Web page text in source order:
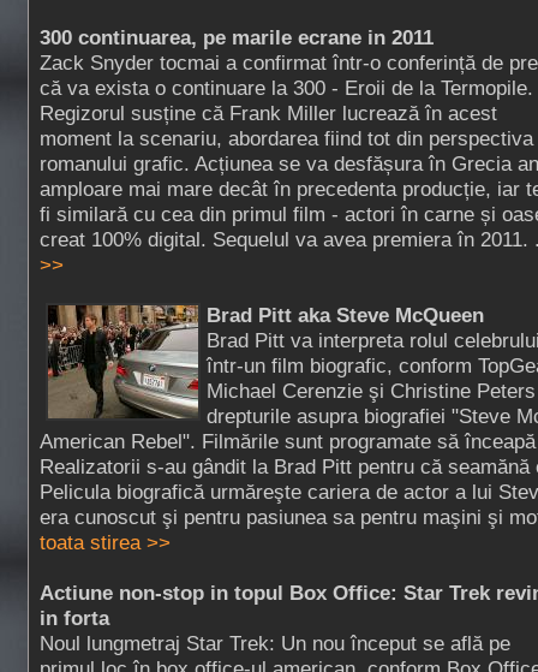
300 continuarea, pe marile ecrane in 2011
Zack Snyder tocmai a confirmat într-o conferință de
că va exista o continuare la 300 - Eroii de la Termopile.
Regizorul susține că Frank Miller lucrează în acest
moment la scenariu, abordarea fiind tot din perspectiva
romanului grafic. Acțiunea se va desfășura în Grecia
amploare mai mare decât în precedenta producție, iar
fi similară cu cea din primul film - actori în carne și
creat 100% digital. Sequelul va avea premiera în
>>
Brad Pitt aka Steve McQueen
Brad Pitt va interpreta rolul
într-un film biografic, conform
Michael Cerenzie şi Christine
drepturile asupra biografiei "Steve
American Rebel". Filmările sunt programate să
Realizatorii s-au gândit la Brad Pitt pentru că
Pelicula biografică urmăreşte cariera de actor a lui
era cunoscut şi pentru pasiunea sa pentru maşini şi
toata stirea >>
Actiune non-stop in topul Box Office: Star Trek
in forta
Noul lungmetraj Star Trek: Un nou început se află pe